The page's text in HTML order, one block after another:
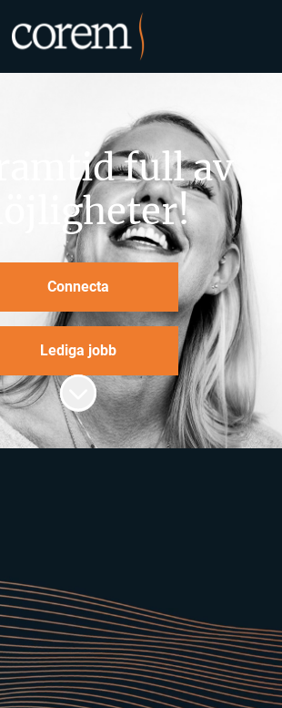
full av
Connecta
Lediga jobb
Skrolla för mer innehåll
med förmågan att se
du dessutom har ett starkt
och drivs av viljan att utveckla
– då kan vi ge dig rätt